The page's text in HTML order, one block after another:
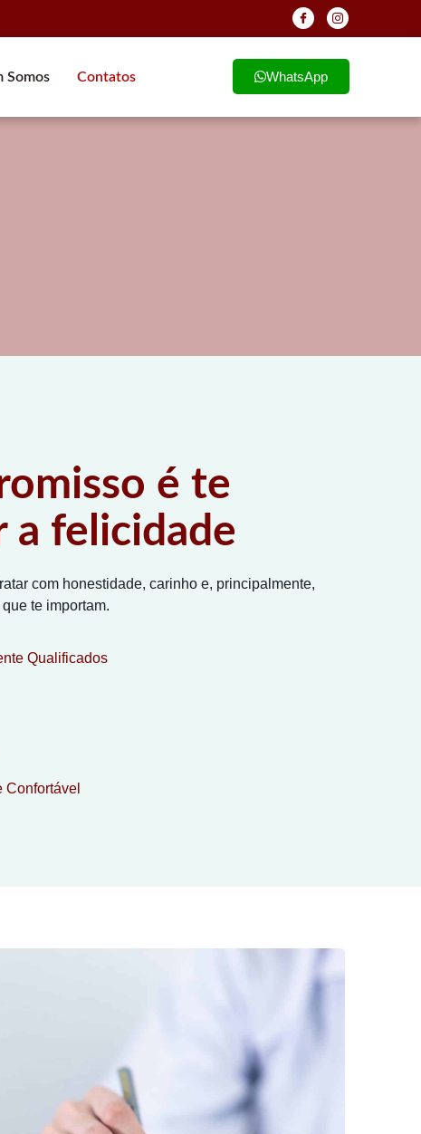
Somos Contatos WhatsApp
é te
a felicidade
com honestidade, carinho e, principalmente,
te importam.
Qualificados
Confortável